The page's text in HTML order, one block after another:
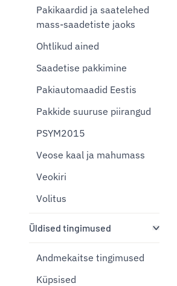
Pakikaardid ja saatelehed
mass-saadetiste jaoks
Ohtlikud ained
Saadetise pakkimine
Pakiautomaadid Eestis
Pakkide suuruse piirangud
PSYM2015
Veose kaal ja mahumass
Veokiri
Volitus
Üldised tingimused
Andmekaitse tingimused
Küpsised